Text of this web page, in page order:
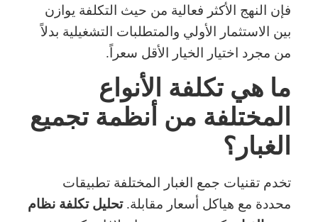
فإن النهج الأكثر فعالية من حيث التكلفة يوازن
بين الاستثمار الأولي والمتطلبات التشغيلية بدلاً
من مجرد اختيار الخيار الأقل سعراً.
ما هي تكلفة الأنواع
المختلفة من أنظمة تجميع
الغبار؟
تخدم تقنيات جمع الغبار المختلفة تطبيقات
محددة مع هياكل أسعار مقابلة.تحليل تكلفة نظام